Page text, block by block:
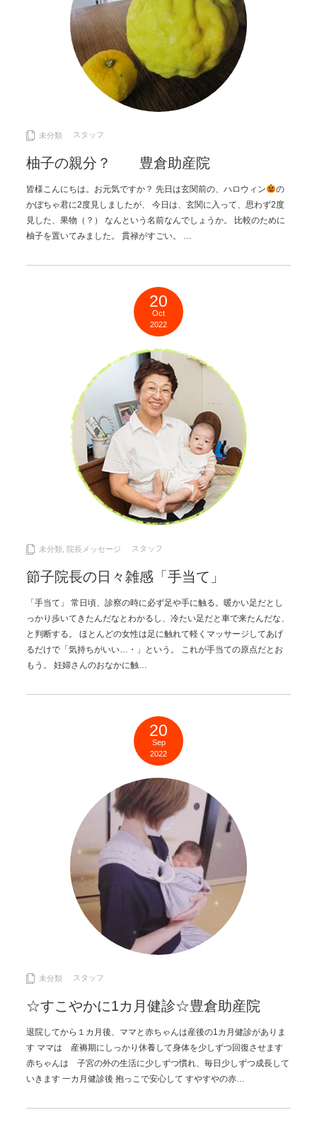
未分類 スタッフ
柚子の親分？ 豊倉助産院
皆様こんにちは。お元気ですか？ 先日は玄関前の、ハロウィン
の
かぼちゃ君に2度見しましたが、 今日は、玄関に入って、思わず2度
見した、果物（？） なんという名前なんでしょうか。 比較のために
柚子を置いてみました。 貫禄がすごい。 …
20
Oct
2022
未分類 院長メッセージ スタッフ
節子院長の日々雑感「手当て」
「手当て」 常日頃、診察の時に必ず足や手に触る。暖かい足だとし
っかり歩いてきたんだなとわかるし、冷たい足だと車で来たんだな、
と判断する。 ほとんどの女性は足に触れて軽くマッサージしてあげ
るだけで「気持ちがいい…・」という。 これが手当ての原点だとお
もう。 妊婦さんのおなかに触…
20
Sep
2022
未分類 スタッフ
☆すこやかに1カ月健診☆豊倉助産院
退院してから１カ月後、ママと赤ちゃんは産後の1カ月健診がありま
す ママは 産褥期にしっかり休養して身体を少しずつ回復させます
赤ちゃんは 子宮の外の生活に少しずつ慣れ、毎日少しずつ成長して
いきます 一カ月健診後 抱っこで安心して すやすやの赤…